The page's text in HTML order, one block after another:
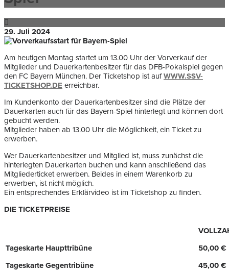
29. Juli 2024
Am heutigen Montag startet um 13.00 Uhr der Vorverkauf der
Mitglieder und Dauerkartenbesitzer für das DFB-Pokalspiel gegen
den FC Bayern München. Der Ticketshop ist aufWWW.SSV-
TICKETSHOP.DE erreichbar.
Im Kundenkonto der Dauerkartenbesitzer sind die Plätze der
Dauerkarten auch für das Bayern-Spiel hinterlegt und können dort
gebucht werden.
Mitglieder haben ab 13.00 Uhr die Möglichkeit, ein Ticket zu
erwerben.
Wer Dauerkartenbesitzer und Mitglied ist, muss zunächst die
hinterlegten Dauerkarten buchen und kann anschließend das
Mitgliederticket erwerben. Beides in einem Warenkorb zu
erwerben, ist nicht möglich.
Ein entsprechendes Erklärvideo ist im Ticketshop zu finden.
DIE TICKETPREISE
Tageskarte Haupttribüne
50,00 €
Tageskarte Gegentribüne
45,00 €